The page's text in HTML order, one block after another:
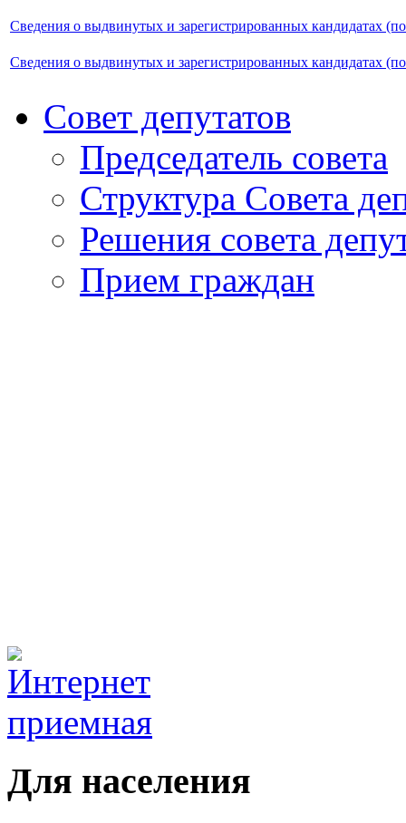
Сведения о выдвинутых и зарегистрированных кандидатах
Сведения о выдвинутых и зарегистрированных кандидатах
Совет депутатов
Председатель совета
Структура Совета
Решения совета
Прием граждан
Для населения